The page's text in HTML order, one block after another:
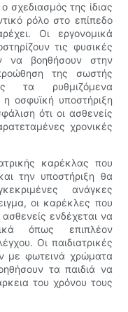
σχεδιασμός της ίδιας
ρόλο στο επίπεδο
Οι εργονομικά
τις φυσικές
να βοηθήσουν στην
της σωστής
τα ρυθμιζόμενα
οσφυϊκή υποστήριξη
ότι οι ασθενείς
χρονικές
καρέκλας που
την υποστήριξη θα
ανάγκες
οι καρέκλες που
ενδέχεται να
όπως επιπλέον
Οι παιδιατρικές
με φωτεινά χρώματα
τα παιδιά να
του χρόνου τους